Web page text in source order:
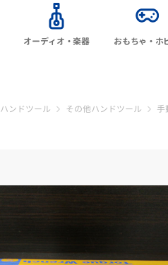
オーディオ・楽器 おもちゃ・ホ
ハンドツール その他ハンドツール 手